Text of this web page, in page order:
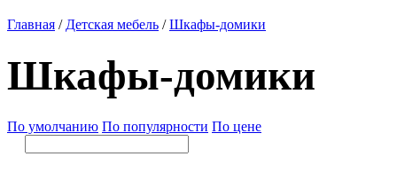
Главная / Детская мебель /Шкафы-домики
Шкафы-домики
По умолчанию По популярности По цене